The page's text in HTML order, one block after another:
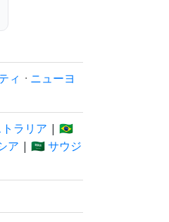
ィ · ニューヨ
ラリア | 🇧🇷
ア | 🇸🇦 サウジ